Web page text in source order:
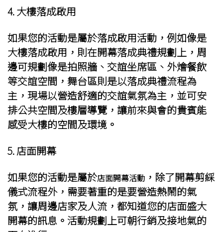
4.大樓落成啟用
如果您的活動是屬於落成啟用活動，例如像是
大樓落成啟用，則在開幕落成典禮規劃上，周
邊可規劃像是拍照牆、交誼坐席區、外燴餐飲
等交誼空間，舞台區則是以落成典禮流程為
主，現場以營造舒適的交誼氣氛為主，並可安
排公共空間及樓層導覽，讓前來與會的貴賓能
感受大樓的空間及環境。
5.店面開幕
如果您的活動是屬於店面開幕活動 ，除了開幕剪綵
儀式流程外，需要著重的是要營造熱鬧的氣
氛，讓周邊店家及人流，都知道您的店面盛大
開幕的訊息。活動規劃上可朝行銷及接地氣的